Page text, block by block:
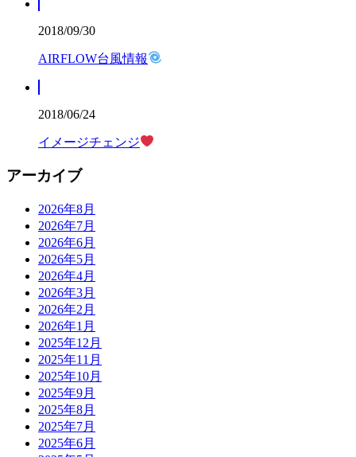
2018/09/30
AIRFLOW台風情報
2018/06/24
イメージチェンジ
アーカイブ
2026年8月
2026年7月
2026年6月
2026年5月
2026年4月
2026年3月
2026年2月
2026年1月
2025年12月
2025年11月
2025年10月
2025年9月
2025年8月
2025年7月
2025年6月